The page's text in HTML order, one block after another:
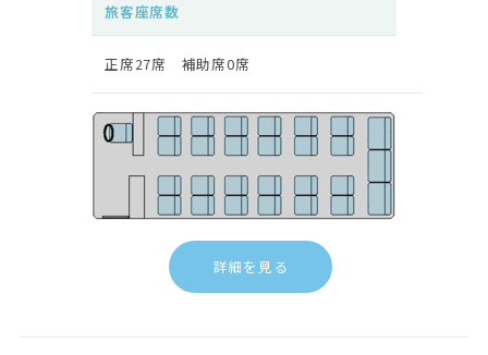
旅客座席数
正席27席 補助席0席
詳細を見る